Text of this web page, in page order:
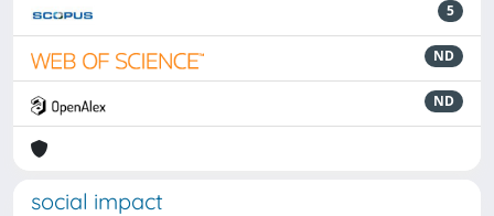
5
ND
ND
social impact